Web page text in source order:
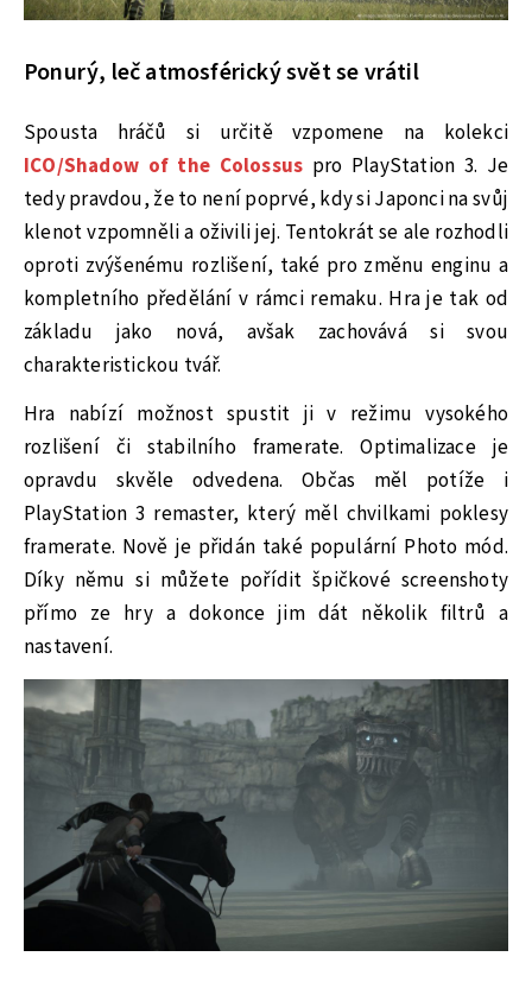
Ponurý, leč atmosférický svět se vrátil
Spousta hráčů si určitě vzpomene na kolekci
ICO/Shadow of the Colossus pro PlayStation 3. Je
tedy pravdou, že to není poprvé, kdy si Japonci na svůj
klenot vzpomněli a oživili jej. Tentokrát se ale rozhodli
oproti zvýšenému rozlišení, také pro změnu enginu a
kompletního předělání v rámci remaku. Hra je tak od
základu jako nová, avšak zachovává si svou
charakteristickou tvář.
Hra nabízí možnost spustit ji v režimu vysokého
rozlišení či stabilního framerate. Optimalizace je
opravdu skvěle odvedena. Občas měl potíže i
PlayStation 3 remaster, který měl chvilkami poklesy
framerate. Nově je přidán také populární Photo mód.
Díky němu si můžete pořídit špičkové screenshoty
přímo ze hry a dokonce jim dát několik filtrů a
nastavení.